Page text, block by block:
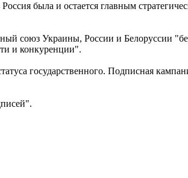
была и остается главным
союз Украины, России и Белоруссии
и конкуренции".
государственного. Подписная